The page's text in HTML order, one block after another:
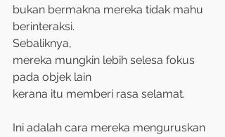
bukan bermakna mereka tidak mahu
berinteraksi.
Sebaliknya,
mereka mungkin lebih selesa fokus
pada objek lain
kerana itu memberi rasa selamat.
Ini adalah cara mereka menguruskan